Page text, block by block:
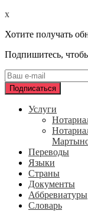
x
Хотите получать
Подпишитесь,
Услуги
Переводы
Языки
Страны
Документы
Аббревиатуры
Словарь